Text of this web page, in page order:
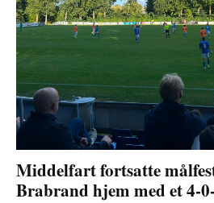
Middelfart fortsatte
Brabrand hjem med et 4-